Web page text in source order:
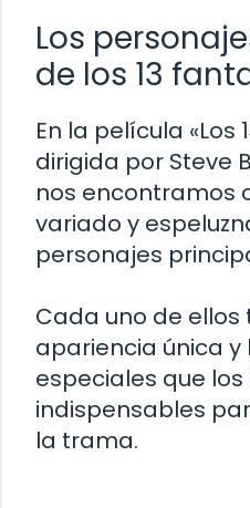
Los
de los 13
En la película «Los
dirigida por Steve
nos encontramos
variado y
personajes
Cada uno de ellos
apariencia única
especiales que
indispensables
la trama.